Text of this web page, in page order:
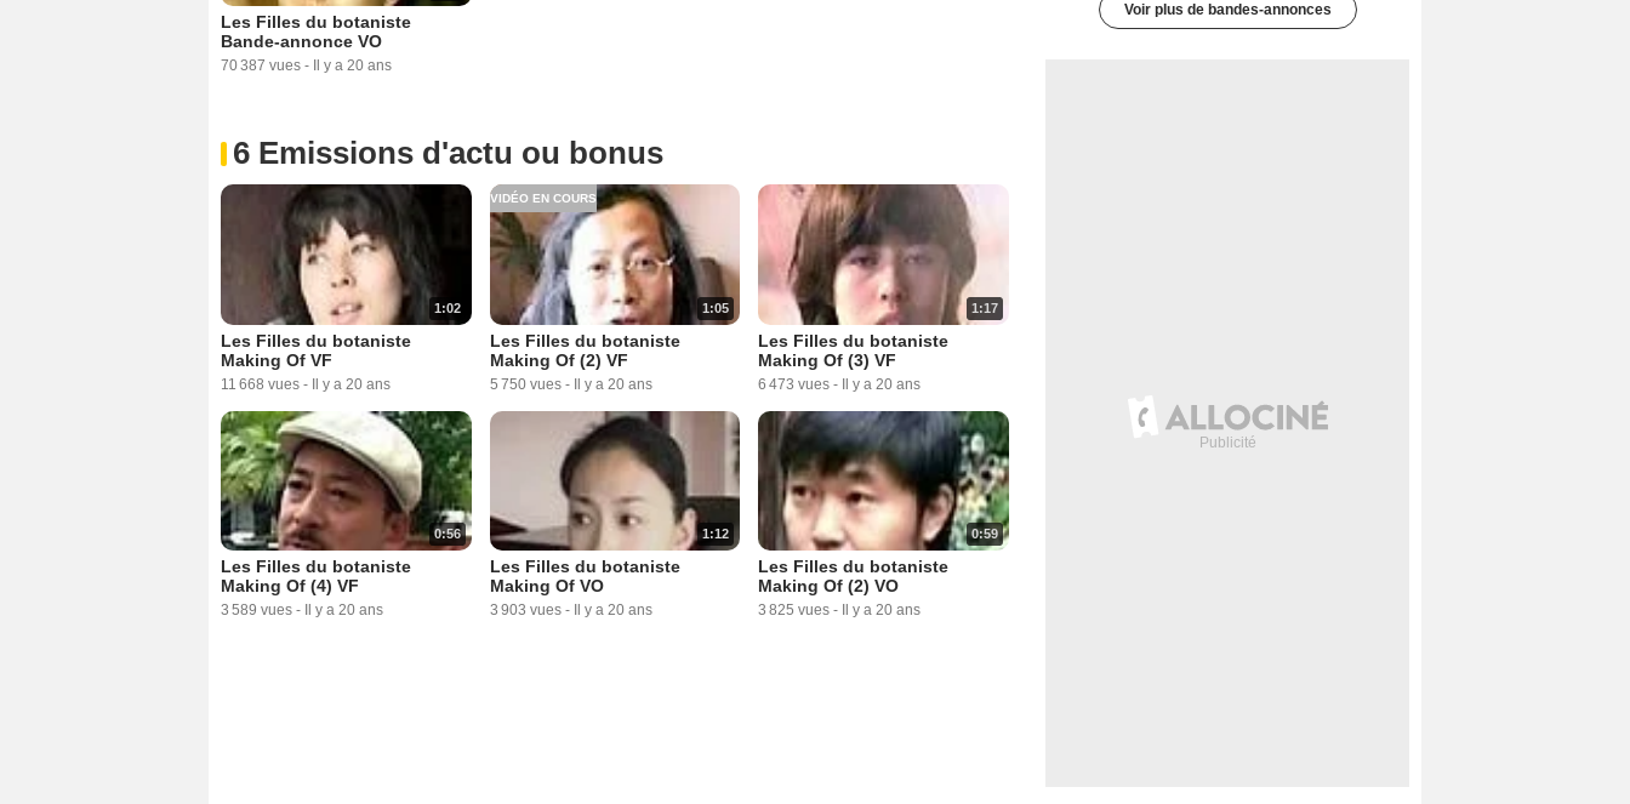
Les Filles du botaniste
Bande-annonce VO
70 387 vues - Il y a 20 ans
6 Emissions d'actu ou bonus
1:02
Les Filles du botaniste
Making Of VF
11 668 vues - Il y a 20 ans
1:05
VIDÉO EN COURS
Les Filles du botaniste
Making Of (2) VF
5 750 vues - Il y a 20 ans
1:17
Les Filles du botaniste
Making Of (3) VF
6 473 vues - Il y a 20 ans
0:56
Les Filles du botaniste
Making Of (4) VF
3 589 vues - Il y a 20 ans
1:12
Les Filles du botaniste
Making Of VO
3 903 vues - Il y a 20 ans
0:59
Les Filles du botaniste
Making Of (2) VO
3 825 vues - Il y a 20 ans
Voir plus de bandes-annonces